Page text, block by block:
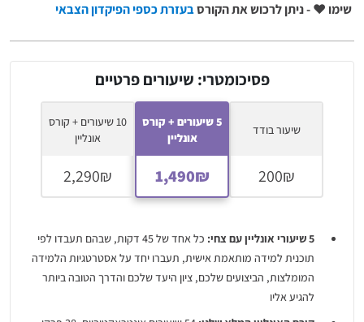
שימו ♥ - ניתן לרכוש את הקורסבעזרת כספי הפיקדון הצבאי
פסיכומטרי: שיעורים פרטיים
שיעור בודד
5 שיעורים + קורס
אונליין
10 שיעורים + קורס
אונליין
5 שיעורי אונליין עם צחי:
כל אחד של 45 דקות, שבהם תעבדו לפי
תוכנית למידה מותאמת אישית, תעברו יחד על אסטרטגיות הלמידה
המומלצות, הביצועים שלכם, ציון היעד שלכם והדרך הטובה ביותר
להגיע אליו